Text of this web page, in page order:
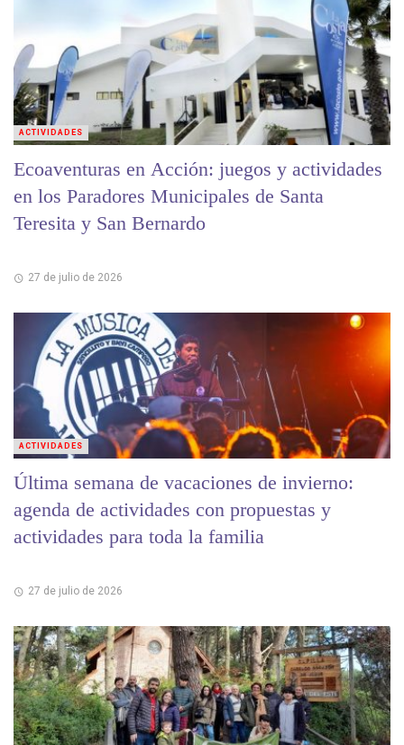
Ecoaventuras en Acción: juegos y actividades
en los Paradores Municipales de Santa
Teresita y San Bernardo
27 de julio de 2026
ACTIVIDADES
Última semana de vacaciones de invierno:
agenda de actividades con propuestas y
actividades para toda la familia
27 de julio de 2026
ACTIVIDADES